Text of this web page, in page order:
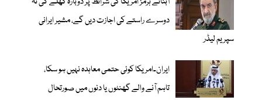
دوسرے راستے کی اجازت دیں گے، مشیر ایرانی
سپریم لیڈر
ایران۔امریکا کوئی حتمی معاہدہ نہیں ہو سکا،
تاہم آنے والے گھنٹوں یا دنوں میں صورتحال